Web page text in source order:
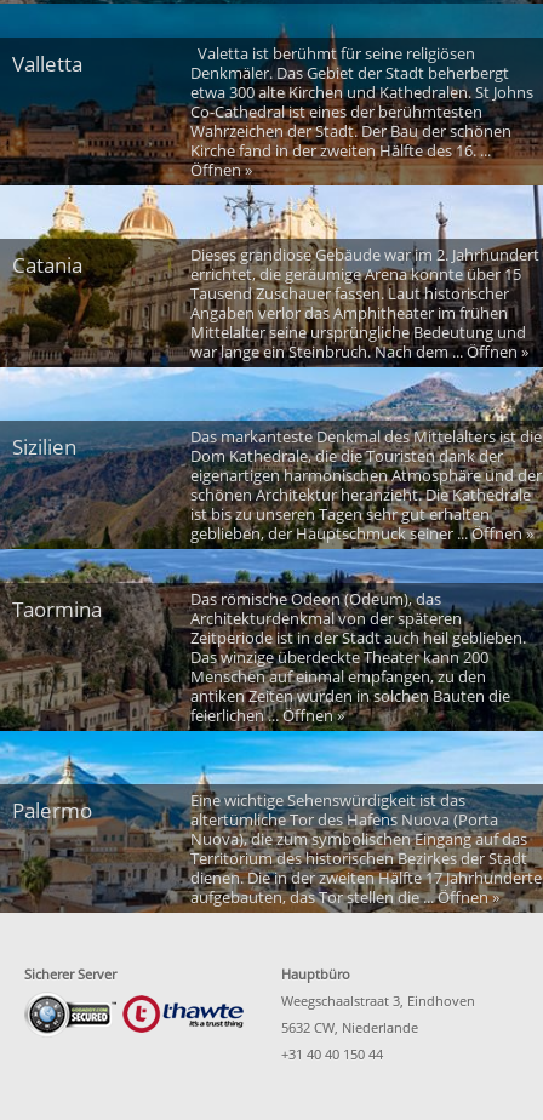
Valletta
Valetta ist berühmt für seine religiösen
Denkmäler. Das Gebiet der Stadt beherbergt
etwa 300 alte Kirchen und Kathedralen. St Johns
Co-Cathedral ist eines der berühmtesten
Wahrzeichen der Stadt. Der Bau der schönen
Kirche fand in der zweiten Hälfte des 16. ...
Öffnen »
Catania
Dieses grandiose Gebäude war im 2. Jahrhundert
errichtet, die geräumige Arena konnte über 15
Tausend Zuschauer fassen. Laut historischer
Angaben verlor das Amphitheater im frühen
Mittelalter seine ursprüngliche Bedeutung und
war lange ein Steinbruch. Nach dem ... Öffnen »
Sizilien
Das markanteste Denkmal des Mittelalters ist die
Dom Kathedrale, die die Touristen dank der
eigenartigen harmonischen Atmosphäre und der
schönen Architektur heranzieht. Die Kathedrale
ist bis zu unseren Tagen sehr gut erhalten
geblieben, der Hauptschmuck seiner ... Öffnen »
Taormina
Das römische Odeon (Odeum), das
Architekturdenkmal von der späteren
Zeitperiode ist in der Stadt auch heil geblieben.
Das winzige überdeckte Theater kann 200
Menschen auf einmal empfangen, zu den
antiken Zeiten wurden in solchen Bauten die
feierlichen ... Öffnen »
Palermo
Eine wichtige Sehenswürdigkeit ist das
altertümliche Tor des Hafens Nuova (Porta
Nuova), die zum symbolischen Eingang auf das
Territorium des historischen Bezirkes der Stadt
dienen. Die in der zweiten Hälfte 17 Jahrhunderte
aufgebauten, das Tor stellen die ... Öffnen »
Sicherer Server
Hauptbüro
Weegschaalstraat 3, Eindhoven
5632 CW, Niederlande
+31 40 40 150 44